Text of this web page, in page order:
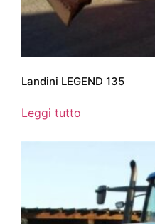
Landini LEGEND 135
Leggi tutto